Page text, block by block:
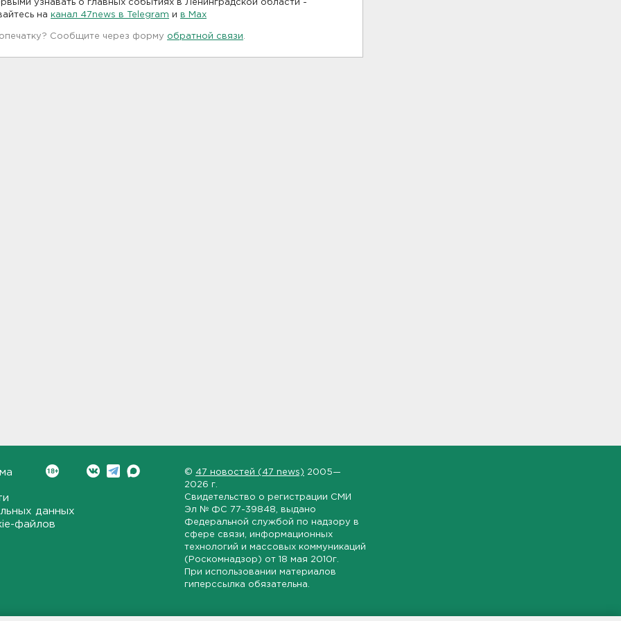
узнавать о главных событиях в Ленинградской области -
на канал 47news в Telegram и в Maх
Сообщите через форму обратной связи
данных
файлов
© 47 новостей (47 news) 2005—
2026 г.
Свидетельство о регистрации СМИ
Эл № ФС 77-39848 , выдано
Федеральной службой по надзору в
сфере связи, информационных
технологий и массовых коммуникаций
(Роскомнадзор) от 18 мая 2010г.
При использовании материалов
гиперссылка обязательна.